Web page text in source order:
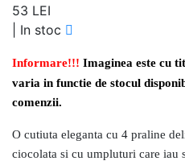
53 LEI
In stoc
Informare!!! Imaginea este cu
varia in functie de stocul
comenzii.
O cutiuta eleganta cu 4 praline
ciocolata si cu umpluturi care iau